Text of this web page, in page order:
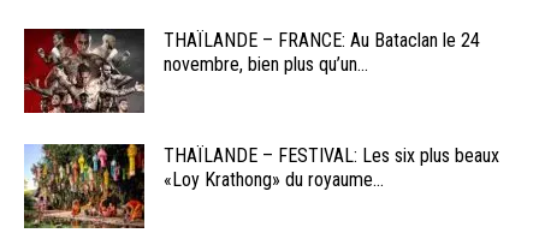
THAÏLANDE – FRANCE: Au Bataclan le 24
novembre, bien plus qu’un...
THAÏLANDE – FESTIVAL: Les six plus beaux
«Loy Krathong» du royaume...